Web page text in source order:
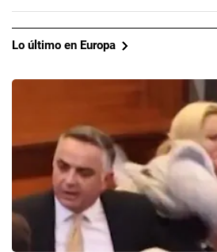
Lo último en Europa